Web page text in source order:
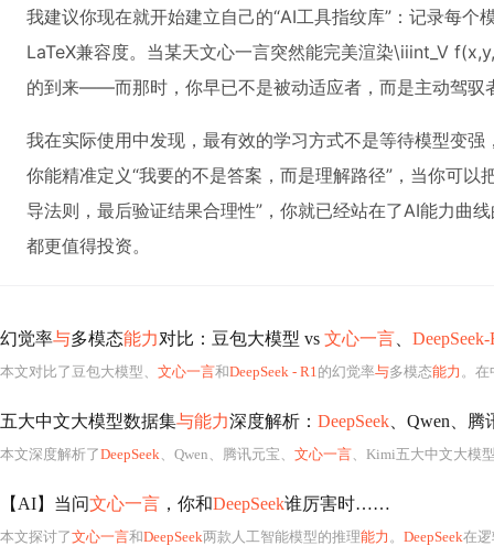
我建议你现在就开始建立自己的“AI工具指纹库”：记录每个
LaTeX兼容度。当某天文心一言突然能完美渲染\iiint_V
的到来——而那时，你早已不是被动适应者，而是主动驾驭
我在实际使用中发现，最有效的学习方式不是等待模型变强
你能精准定义“我要的不是答案，而是理解路径”，当你可以
导法则，最后验证结果合理性”，你就已经站在了AI能力曲
都更值得投资。
幻觉率与多模态能力对比：豆包大模型 vs 文心一言 DeepSeek-
本文对比了豆包大模型、 文心一言和DeepSeek - R1的幻觉率与多模态能力 。在
五大中文大模型数据集与能力深度解析： DeepSeek 、Qwen、
本文深度解析了DeepSeek、Qwen、腾讯元宝、 文心一言、Kimi五大中文大模
【AI】当问文心一言 ，你和DeepSeek谁厉害时……
本文探讨了文心一言和DeepSeek两款人工智能模型的推理能力 。 DeepSeek在